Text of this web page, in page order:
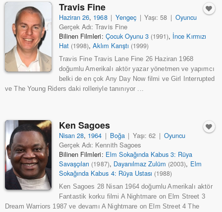
Travis Fine
Haziran 26, 1968 | Yengeç | Yaşı: 58 | Oyuncu
Gerçek Adı: Travis Fine
Bilinen Filmleri: Çocuk Oyunu 3 (1991), İnce Kırmızı
Hat (1998),Aklım Karıştı (1999)
Travis Fine Travis Lane Fine 26 Haziran 1968
doğumlu Amerikalı aktör yazar yönetmen ve yapımcı
belki de en çok Any Day Now filmi ve Girl Interrupted
ve The Young Riders daki rolleriyle tanınıyor ...
Ken Sagoes
Nisan 28, 1964 | Boğa | Yaşı: 62 | Oyuncu
Gerçek Adı: Kennith Sagoes
Bilinen Filmleri: Elm Sokağında Kabus 3: Rüya
Savaşçıları (1987), Dayanılmaz Zulüm (2003), Elm
Sokağında Kabus 4: Rüya Ustası (1988)
Ken Sagoes 28 Nisan 1964 doğumlu Amerikalı aktör
Fantastik korku filmi A Nightmare on Elm Street 3
Dream Warriors 1987 ve devamı A Nightmare on Elm Street 4 The